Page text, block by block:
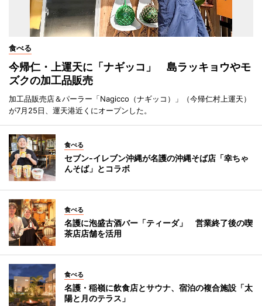
食べる
今帰仁・上運天に「ナギッコ」 島ラッキョウやモ
ズクの加工品販売
加工品販売店＆パーラー「Nagicco（ナギッコ）」（今帰仁村上運天）
が7月25日、運天港近くにオープンした。
食べる
セブン‐イレブン沖縄が名護の沖縄そば店「幸ちゃ
んそば」とコラボ
食べる
名護に泡盛古酒バー「ティーダ」 営業終了後の喫
茶店店舗を活用
食べる
名護・稲嶺に飲食店とサウナ、宿泊の複合施設「太
陽と月のテラス」